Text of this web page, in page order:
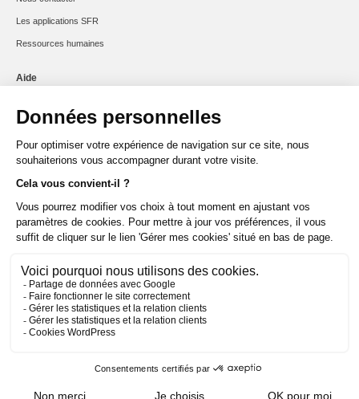
Les applications SFR
Ressources humaines
Aide
Mobile perdu ou volé ?
État du réseau
Signaler un dommage réseau
Offres et services
Tarifs conditions
Rétractation
Handicap